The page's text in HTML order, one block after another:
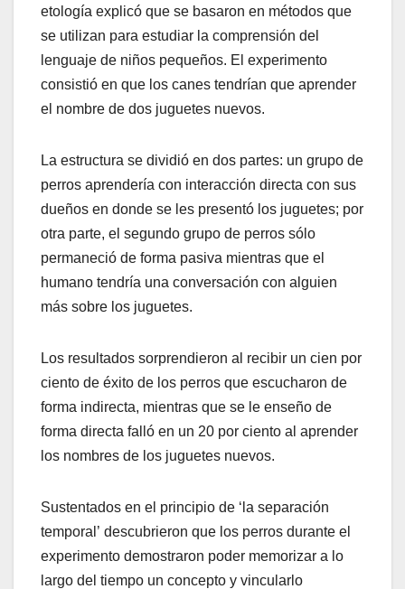
etología explicó que se basaron en métodos que
se utilizan para estudiar la comprensión del
lenguaje de niños pequeños. El experimento
consistió en que los canes tendrían que aprender
el nombre de dos juguetes nuevos.
La estructura se dividió en dos partes: un grupo de
perros aprendería con interacción directa con sus
dueños en donde se les presentó los juguetes; por
otra parte, el segundo grupo de perros sólo
permaneció de forma pasiva mientras que el
humano tendría una conversación con alguien
más sobre los juguetes.
Los resultados sorprendieron al recibir un cien por
ciento de éxito de los perros que escucharon de
forma indirecta, mientras que se le enseño de
forma directa falló en un 20 por ciento al aprender
los nombres de los juguetes nuevos.
Sustentados en el principio de ‘la separación
temporal’ descubrieron que los perros durante el
experimento demostraron poder memorizar a lo
largo del tiempo un concepto y vincularlo